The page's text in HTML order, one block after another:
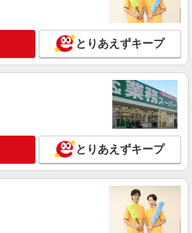
有料老人ホームでの夜専介護士
勤：20000円〜 ※資格や経験などによる
県ひたちなか市
詳細を見る
なか市▼綺麗なサ高住で生活ケア▼清掃
アの巡回など
1500円〜2125円 ＜日払い有/週払い有/交
給(ガソリン代含む)＞
詳細を見る
とりあえずキープ
とりあえずキープ